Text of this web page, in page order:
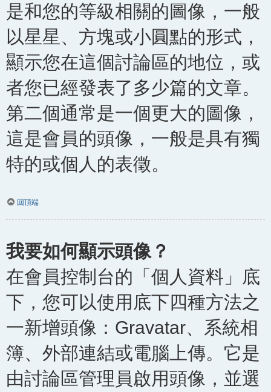
是和您的等級相關的圖像，一般
以星星、方塊或小圓點的形式，
顯示您在這個討論區的地位，或
者您已經發表了多少篇的文章。
第二個通常是一個更大的圖像，
這是會員的頭像，一般是具有獨
特的或個人的表徵。
回頂端
我要如何顯示頭像？
在會員控制台的「個人資料」底
下，您可以使用底下四種方法之
一新增頭像：Gravatar、系統相
簿、外部連結或電腦上傳。它是
由討論區管理員啟用頭像，並選